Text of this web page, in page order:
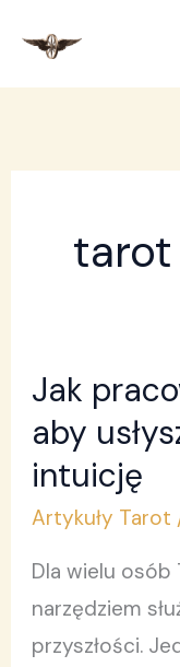
treści
Jak
aby
intuicję
Artykuły Tarot
Dla wielu
narzędziem
przyszłości.
Jak
pracować
z
Tarotem,
aby
usłyszeć
własną
intuicję